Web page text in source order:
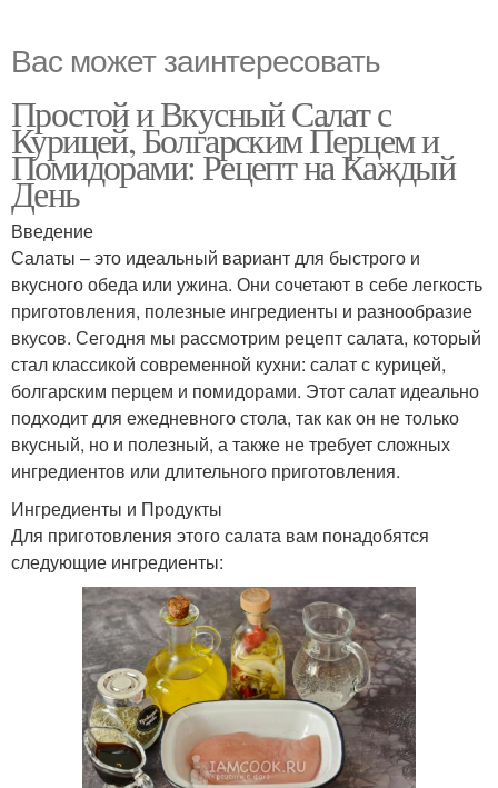
Вас может заинтересовать
Простой и Вкусный Салат с
Курицей, Болгарским Перцем и
Помидорами: Рецепт на Каждый
День
Введение
Салаты – это идеальный вариант для быстрого и
вкусного обеда или ужина. Они сочетают в себе легкость
приготовления, полезные ингредиенты и разнообразие
вкусов. Сегодня мы рассмотрим рецепт салата, который
стал классикой современной кухни: салат с курицей,
болгарским перцем и помидорами. Этот салат идеально
подходит для ежедневного стола, так как он не только
вкусный, но и полезный, а также не требует сложных
ингредиентов или длительного приготовления.
Ингредиенты и Продукты
Для приготовления этого салата вам понадобятся
следующие ингредиенты: